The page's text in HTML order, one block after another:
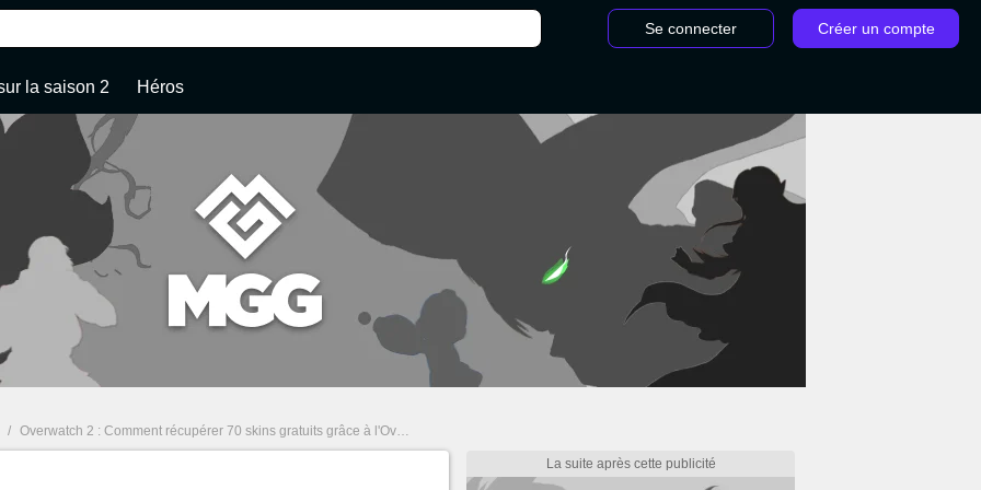
Se connecter Créer un compte
la saison 2 Héros
/ Overwatch 2 : Comment récupérer 70 skins gratuits grâce à l'Overwatch League ?